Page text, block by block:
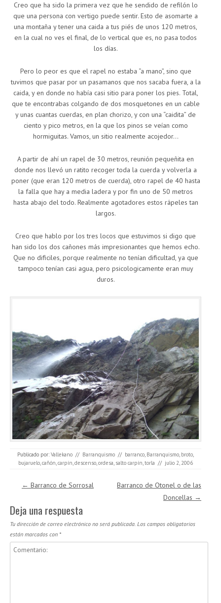
Creo que ha sido la primera vez que he sendido de refilón lo
que una persona con vertigo puede sentir. Esto de asomarte a
una montaña y tener una caida a tus piés de unos 120 metros,
en la cual no ves el final, de lo vertical que es, no pasa todos
los días.
Pero lo peor es que el rapel no estaba “a mano”, sino que
tuvimos que pasar por un pasamanos que nos sacaba fuera, a la
caida, y en donde no había casi sitio para poner los pies. Total,
que te encontrabas colgando de dos mosquetones en un cable
y unas cuantas cuerdas, en plan chorizo, y con una “caidita” de
ciento y pico metros, en la que los pinos se veían como
hormiguitas. Vamos, un sitio realmente acojedor…
A partir de ahí un rapel de 30 metros, reunión pequeñita en
donde nos llevó un ratito recoger toda la cuerda y volverla a
poner (que eran 120 metros de cuerda), otro rapel de 40 hasta
la falla que hay a media ladera y por fin uno de 50 metros
hasta abajo del todo. Realmente agotadores estos rápeles tan
largos.
Creo que hablo por los tres locos que estuvimos si digo que
han sido los dos cañones más impresionantes que hemos echo.
Que no dificiles, porque realmente no tenían dificultad, ya que
tampoco tenían casi agua, pero psicologicamente eran muy
duros.
Publicado por: Vallekano // Barranquismo // barranco Barranquismo broto
bujaruelo cañón carpín descenso ordesa salto carpín torla // julio 2, 2006
Navegación de entradas
← Barranco de Sorrosal
Barranco de Otonel o de las
Doncellas →
Deja una respuesta
Tu dirección de correo electrónico no será publicada. Los campos obligatorios
están marcados con *